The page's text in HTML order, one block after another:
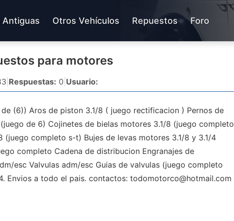
Antiguas Otros Vehículos Repuestos Foro
para motores
Respuestas: 0 Usuario:
(6)) Aros de piston 3.1/8 ( juego rectificacion ) Pernos de
de 6) Cojinetes de bielas motores 3.1/8 (juego completo
(juego completo s-t) Bujes de levas motores 3.1/8 y 3.1/4
completo Cadena de distribucion Engranajes de
esc Valvulas adm/esc Guias de valvulas (juego completo
Envios a todo el pais. contactos: todomotorco@hotmail.com